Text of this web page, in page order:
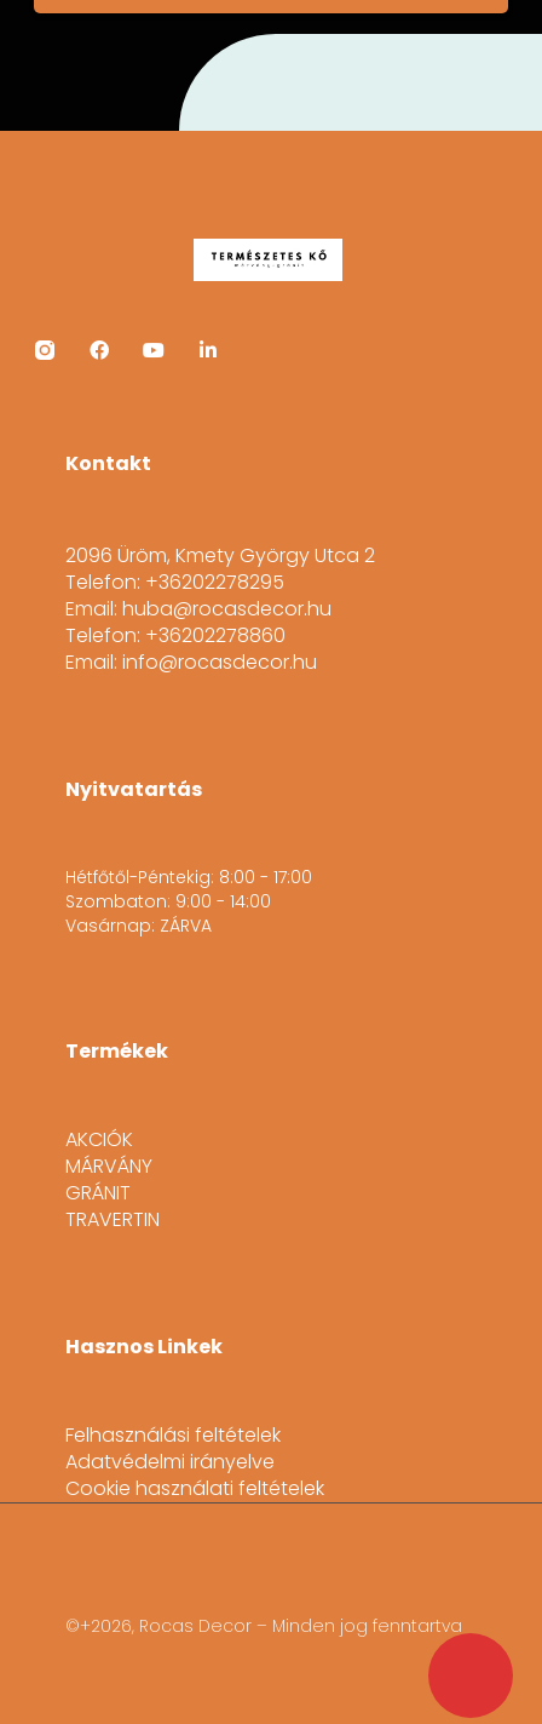
Kontakt
2096 Üröm, Kmety György Utca 2
Telefon: +36202278295
Email: huba@rocasdecor.hu
Telefon: +36202278860
Email: info@rocasdecor.hu
Nyitvatartás
Hétfőtől-Péntekig: 8:00 - 17:00
Szombaton: 9:00 - 14:00
Vasárnap: ZÁRVA
Termékek
AKCIÓK
MÁRVÁNY
GRÁNIT
TRAVERTIN
Hasznos Linkek
Felhasználási feltételek
Adatvédelmi irányelve
Cookie használati feltételek
©+2026, Rocas Decor – Minden jog fenntartva